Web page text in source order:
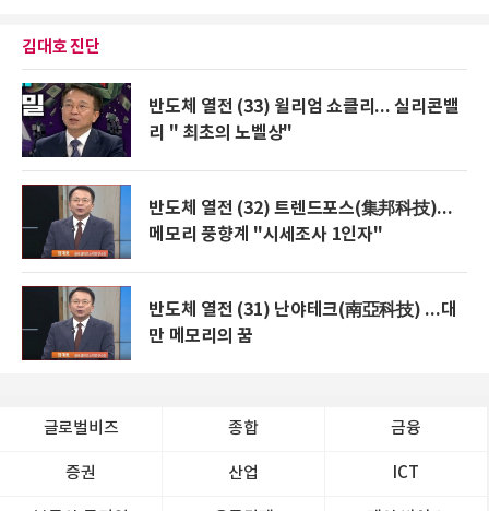
김대호 진단
반도체 열전 (33) 윌리엄 쇼클리... 실리콘밸
리 " 최초의 노벨상"
반도체 열전 (32) 트렌드포스(集邦科技)...
메모리 풍향계 "시세조사 1인자"
반도체 열전 (31) 난야테크(南亞科技) ...대
만 메모리의 꿈
글로벌비즈 종합 금융
증권 산업 ICT